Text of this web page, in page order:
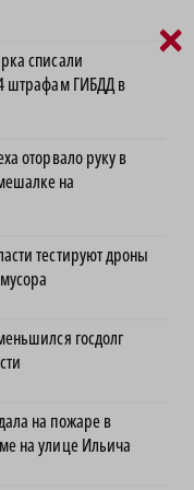
списали
штрафам ГИБДД в
оторвало руку в
на
тестируют дроны
госдолг
на пожаре в
на улице Ильича
×